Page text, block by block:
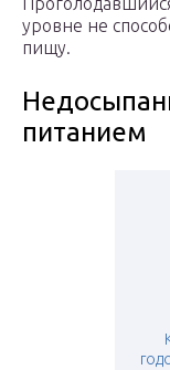
уровне не
пищу.
питанием